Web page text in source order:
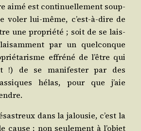
aimé est conti­nuel­le­ment soup­
voler lui-même, c’est-à-dire de
une pro­prié­té ; soit de se lais­
par un quel­conque
effré­né de l’être qui
!) de se mani­fes­ter par des
hélas, pour que j’aie
dans la jalou­sie, c’est la
cause ; non seule­ment à l’ob­jet